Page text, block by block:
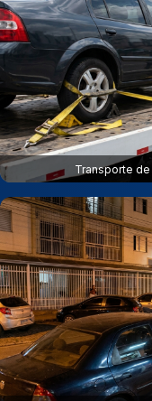
Transporte de